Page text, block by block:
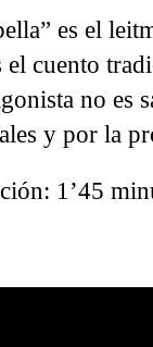
es el
el cuento
no es
y por la
1’45